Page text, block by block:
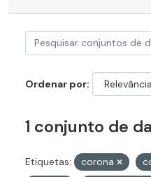
Ordenar por
1 conjunto de
Etiquetas: corona